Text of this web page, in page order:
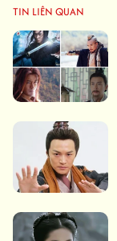
TIN LIÊN QUAN